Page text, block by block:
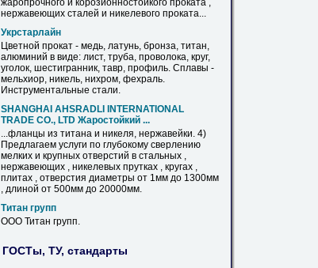
жаропрочного и корозионностойкого проката ,
нержавеющих сталей и никелевого проката...
Укрстарлайн
Цветной прокат - медь, латунь, бронза, титан,
алюминий в виде: лист, труба, проволока, круг,
уголок, шестигранник, тавр, профиль. Сплавы -
мельхиор, никель, нихром, фехраль.
Инструментальные стали.
SHANGHAI AHSRADLI INTERNATIONAL
TRADE CО., LTD Жаростойкий ...
...фланцы из титана и никеля, нержавейки. 4)
Предлагаем услуги по глубокому сверлению
мелких и крупных отверстий в стальных ,
нержавеющих , никелевых прутках , кругах ,
плитах , отверстия диаметры от 1мм до 1300мм
, длиной от 500мм до 20000мм.
Титан групп
ООО Титан групп.
ГОСТы, ТУ, стандарты